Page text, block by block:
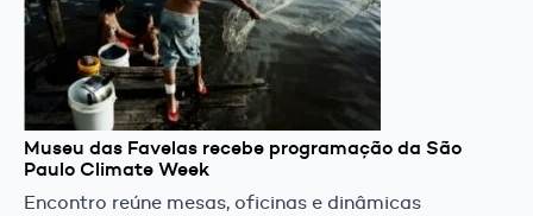
Museu das Favelas recebe programação da São
Paulo Climate Week
Encontro reúne mesas, oficinas e dinâmicas